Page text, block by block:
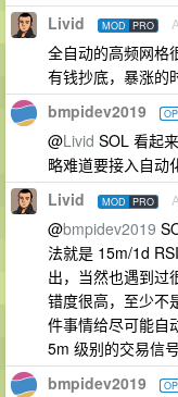
Livid MOD PRO
全自动的高频网格
有钱抄底，暴涨的
bmpidev2019 OP
@Livid SOL 看起
略难道要接入自动
Livid MOD PRO
@bmpidev2019
法就是 15m/1d
出，当然也遇到过
错度很高，至少不
件事情给尽可能自
5m 级别的交易信
bmpidev2019 OP